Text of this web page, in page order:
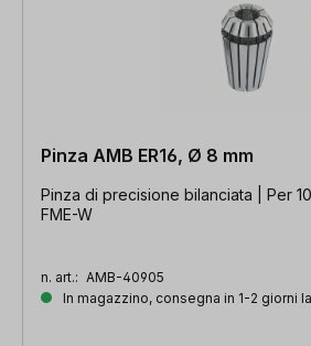
Pinza AMB ER16, Ø 8 mm
Pinza di precisione bilanciata | Per
FME-W
n. art.: AMB-40905
In magazzino, consegna in 1-2 giorni